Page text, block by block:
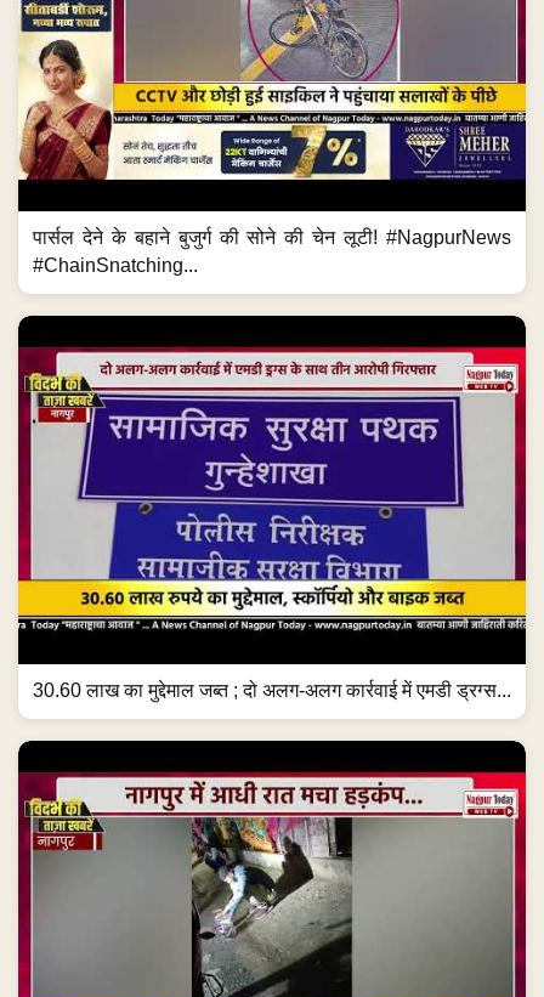
पार्सल देने के बहाने बुजुर्ग की सोने की चेन लूटी! #NagpurNews
#ChainSnatching...
30.60 लाख का मुद्देमाल जब्त ; दो अलग-अलग कार्रवाई में एमडी ड्रग्स...